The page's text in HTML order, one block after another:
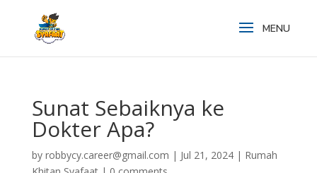
Sunat Sebaiknya ke
Dokter Apa?
by robbycy.career@gmail.com | Jul 21, 2024| Rumah